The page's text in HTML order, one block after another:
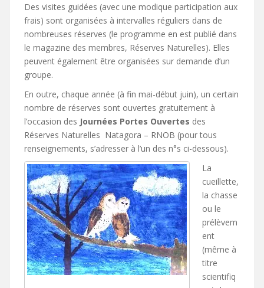
Des visites guidées (avec une modique participation aux
frais) sont organisées à intervalles réguliers dans de
nombreuses réserves (le programme en est publié dans
le magazine des membres, Réserves Naturelles). Elles
peuvent également être organisées sur demande d’un
groupe.
En outre, chaque année (à fin mai-début juin), un certain
nombre de réserves sont ouvertes gratuitement à
l’occasion des Journées Portes Ouvertes des
Réserves Naturelles Natagora – RNOB (pour tous
renseignements, s’adresser à l’un des n°s ci-dessous).
La
cueillette,
la chasse
ou le
prélèvem
ent
(même à
titre
scientifiq